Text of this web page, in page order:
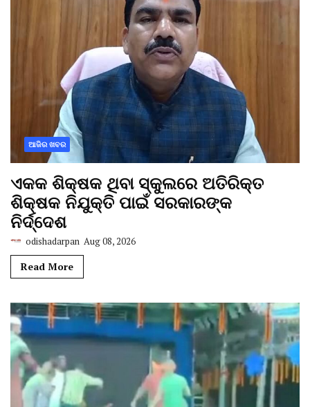
ଆଜିର ଖବର
ଏକକ ଶିକ୍ଷକ ଥିବା ସ୍କୁଲରେ ଅତିରିକ୍ତ
ଶିକ୍ଷକ ନିଯୁକ୍ତି ପାଇଁ ସରକାରଙ୍କ
ନିର୍ଦ୍ଦେଶ
odishadarpan Aug 08, 2026
Read More